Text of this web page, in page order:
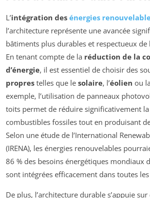
L’intégration des énergies
l’architecture représente une avancée
bâtiments plus durables et respectueux de
En tenant compte de la réduction de la
d’énergie, il est essentiel de choisir des
propres telles que le solaire, l’éolien ou la
exemple, l’utilisation de panneaux
toits permet de réduire significativement
combustibles fossiles tout en produisant
Selon une étude de l’International
(IRENA), les énergies renouvelables
86 % des besoins énergétiques mondiaux
sont intégrées efficacement dans toutes
De plus, l’architecture durable s’appuie